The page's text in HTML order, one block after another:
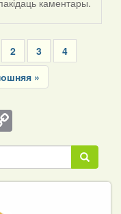
Page
2 Page
3 Page
4
»
Copy
Link Пошук
Пошук